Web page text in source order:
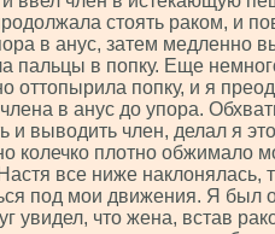
стоять раком, и
в анус, затем медленно
пальцы в попку. Еще
оттопырила попку, и я
в анус до упора.
и выводить член, делал я это
колечко плотно обжимало
все ниже наклонялась,
под мои движения. Я был
увидел, что жена, встав